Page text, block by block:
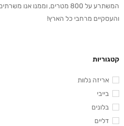
המשתרע על 800 מטרים, וממנו
והעסקיים מרחבי כל הארץ!
קטגוריות
אריזה נלוות
בייבי
בלונים
דליים